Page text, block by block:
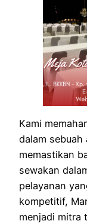
Kami
dalam sebuah
memastikan
sewakan
pelayanan
kompetitif,
menjadi mitra